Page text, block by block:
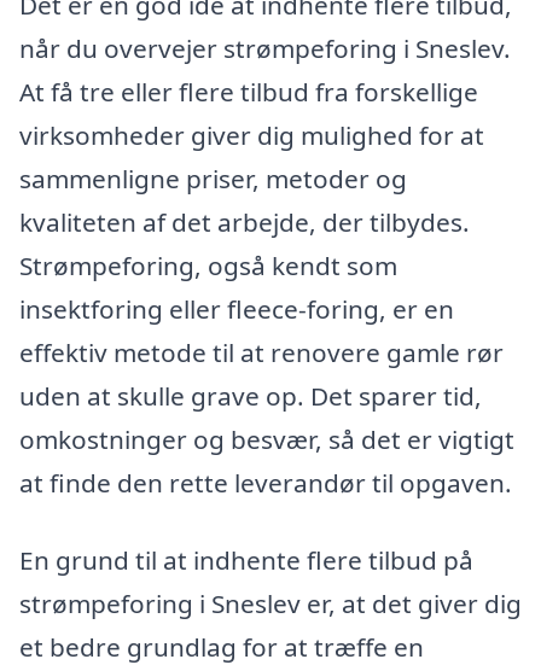
når du overvejer strømpeforing i Sneslev.
At få tre eller flere tilbud fra forskellige
virksomheder giver dig mulighed for at
sammenligne priser, metoder og
kvaliteten af det arbejde, der tilbydes.
Strømpeforing, også kendt som
insektforing eller fleece-foring, er en
effektiv metode til at renovere gamle rør
uden at skulle grave op. Det sparer tid,
omkostninger og besvær, så det er vigtigt
at finde den rette leverandør til opgaven.
En grund til at indhente flere tilbud på
strømpeforing i Sneslev er, at det giver dig
et bedre grundlag for at træffe en